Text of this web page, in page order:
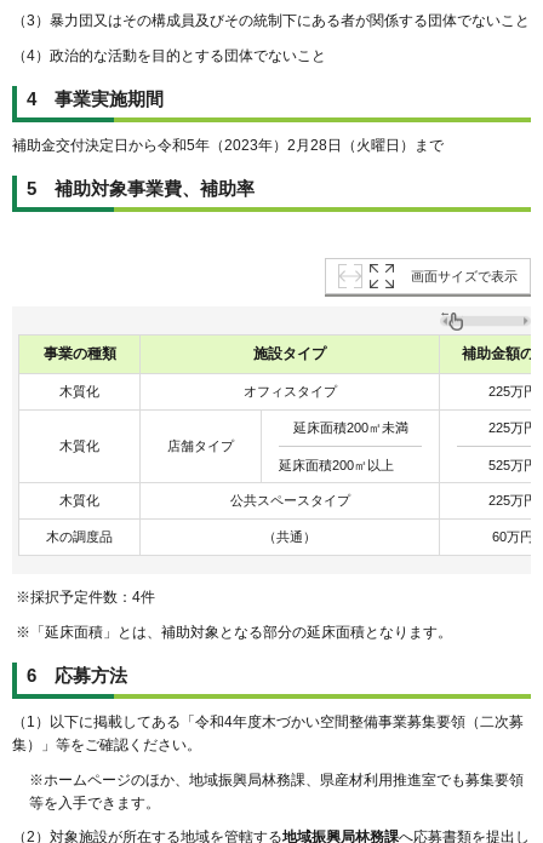
（3）暴力団又はその構成員及びその統制下にある者が関係する団体でないこと
（4）政治的な活動を目的とする団体でないこと
4 事業実施期間
補助金交付決定日から令和5年（2023年）2月28日（火曜日）まで
5 補助対象事業費、補助率
画面サイズで表示
事業の種類 施設タイプ 補助金額の
木質化 オフィスタイプ 225万円
木質化 店舗タイプ
延床面積200㎡未満
延床面積200㎡以上
225万円
525万円
木質化 公共スペースタイプ 225万円
木の調度品 （共通） 60万円
※採択予定件数：4件
※「延床面積」とは、補助対象となる部分の延床面積となります。
6 応募方法
（1）以下に掲載してある「令和4年度木づかい空間整備事業募集要領（二次募
集）」等をご確認ください。
※ホームページのほか、地域振興局林務課、県産材利用推進室でも募集要領
等を入手できます。
（2）対象施設が所在する地域を管轄する地域振興局林務課へ応募書類を提出し